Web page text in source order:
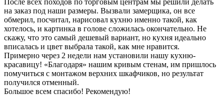
на заказ под наши размеры. Вызвали замерщика, он все
обмерил, посчитал, нарисовал кухню именно такой, как
хотелось, и картинка в голове сложилась окончательно. Не
скажу, что это самый дешевый вариант, но кухня идеально
вписалась и цвет выбрала такой, как мне нравится.
Примерно через 2 недели нам установили нашу кухню-
красавицу! «Благодаря» нашим кривым стенам, им пришлось
помучиться с монтажом верхних шкафчиков, но результат
получился отменный.
Большое всем спасибо! Рекомендую!